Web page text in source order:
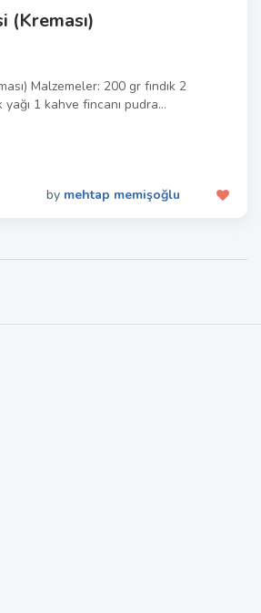
(Kreması)
Malzemeler: 200 gr fındık 2
yağı 1 kahve fincanı pudra...
by mehtap memişoğlu